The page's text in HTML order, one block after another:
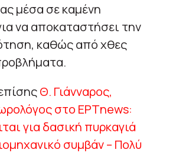
μέσα σε καμένη
να αποκαταστήσει την
καθώς από χθες
Θ. Γιάνναρος,
στο ΕΡΤnews:
για δασική πυρκαγιά
συμβάν – Πολύ